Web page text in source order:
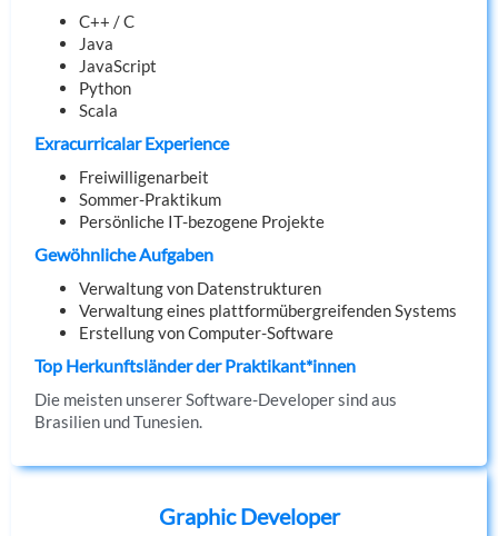
C++ / C
Java
JavaScript
Python
Scala
Exracurricalar Experience
Freiwilligenarbeit
Sommer-Praktikum
Persönliche IT-bezogene Projekte
Gewöhnliche Aufgaben
Verwaltung von Datenstrukturen
Verwaltung eines plattformübergreifenden Systems
Erstellung von Computer-Software
Top Herkunftsländer der Praktikant*innen
Die meisten unserer Software-Developer sind aus
Brasilien und Tunesien.
Graphic Developer